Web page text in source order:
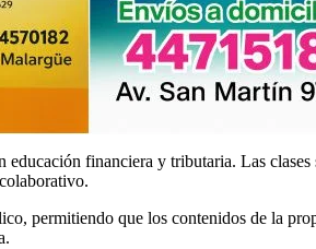
financiera y tributaria. Las
permitiendo que los contenidos de la